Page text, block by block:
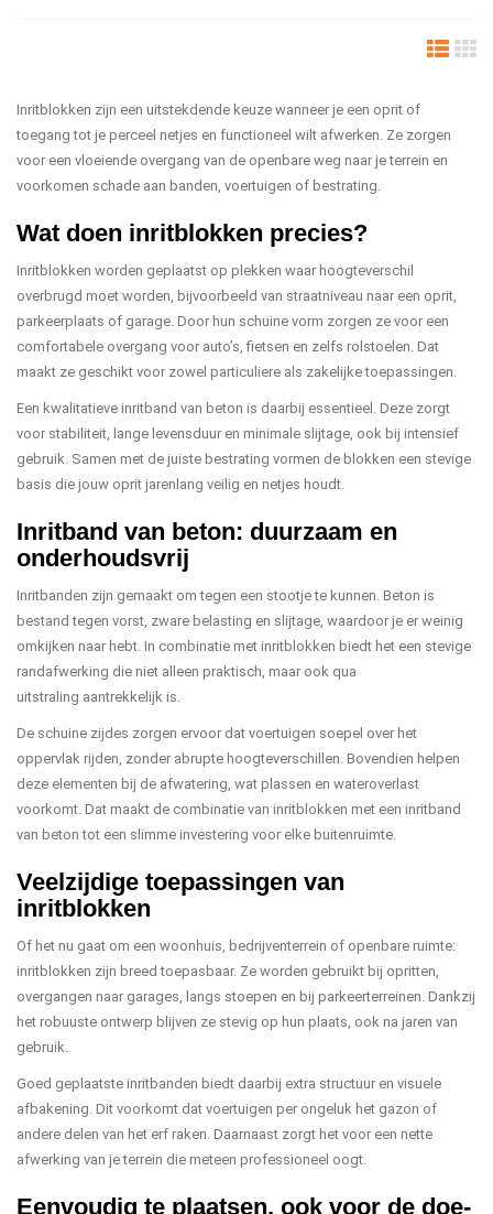
Inritblokken zijn een uitstekdende keuze wanneer je een oprit of
toegang tot je perceel netjes en functioneel wilt afwerken. Ze zorgen
voor een vloeiende overgang van de openbare weg naar je terrein en
voorkomen schade aan banden, voertuigen of bestrating.
Wat doen inritblokken precies?
Inritblokken worden geplaatst op plekken waar hoogteverschil
overbrugd moet worden, bijvoorbeeld van straatniveau naar een oprit,
parkeerplaats of garage. Door hun schuine vorm zorgen ze voor een
comfortabele overgang voor auto’s, fietsen en zelfs rolstoelen. Dat
maakt ze geschikt voor zowel particuliere als zakelijke toepassingen.
Een kwalitatieve inritband van beton is daarbij essentieel. Deze zorgt
voor stabiliteit, lange levensduur en minimale slijtage, ook bij intensief
gebruik. Samen met de juiste bestrating vormen de blokken een stevige
basis die jouw oprit jarenlang veilig en netjes houdt.
Inritband van beton: duurzaam en
onderhoudsvrij
Inritbanden zijn gemaakt om tegen een stootje te kunnen. Beton is
bestand tegen vorst, zware belasting en slijtage, waardoor je er weinig
omkijken naar hebt. In combinatie met inritblokken biedt het een stevige
randafwerking die niet alleen praktisch, maar ook qua
uitstraling aantrekkelijk is.
De schuine zijdes zorgen ervoor dat voertuigen soepel over het
oppervlak rijden, zonder abrupte hoogteverschillen. Bovendien helpen
deze elementen bij de afwatering, wat plassen en wateroverlast
voorkomt. Dat maakt de combinatie van inritblokken met een inritband
van beton tot een slimme investering voor elke buitenruimte.
Veelzijdige toepassingen van
inritblokken
Of het nu gaat om een woonhuis, bedrijventerrein of openbare ruimte:
inritblokken zijn breed toepasbaar. Ze worden gebruikt bij opritten,
overgangen naar garages, langs stoepen en bij parkeerterreinen. Dankzij
het robuuste ontwerp blijven ze stevig op hun plaats, ook na jaren van
gebruik.
Goed geplaatste inritbanden biedt daarbij extra structuur en visuele
afbakening. Dit voorkomt dat voertuigen per ongeluk het gazon of
andere delen van het erf raken. Daarnaast zorgt het voor een nette
afwerking van je terrein die meteen professioneel oogt.
Eenvoudig te plaatsen, ook voor de doe-